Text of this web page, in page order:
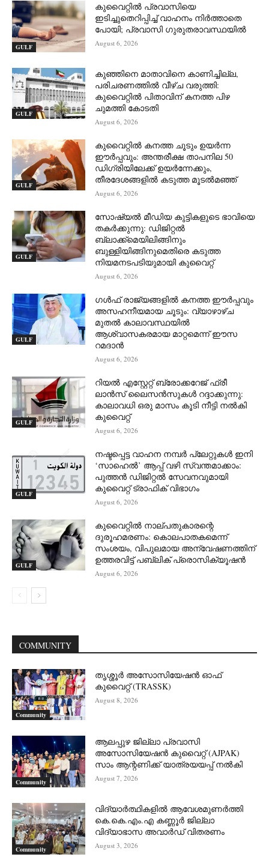
GULF
കുവൈറ്റിൽ പ്രവാസിയെ
ഇടിച്ചുതെറിപ്പിച്ച് വാഹനം നിർത്താതെ
പോയി; പ്രവാസി ഗുരുതരാവസ്ഥയിൽ
August 6, 2026
GULF
കുഞ്ഞിനെ മാതാവിനെ കാണിച്ചില്ല,
പരിചരണത്തിൽ വീഴ്ച വരുത്തി:
കുവൈറ്റിൽ പിതാവിന് കനത്ത പിഴ
ചുമത്തി കോടതി
August 6, 2026
GULF
കുവൈറ്റിൽ കനത്ത ചൂടും ഉയർന്ന
ഈർപ്പവും: അന്തരീക്ഷ താപനില 50
ഡിഗ്രിയിലേക്ക് ഉയർന്നേക്കും,
തീരദേശങ്ങളിൽ കടുത്ത മൂടൽമഞ്ഞ്
August 6, 2026
GULF
സോഷ്യൽ മീഡിയ കുട്ടികളുടെ ഭാവിയെ
തകർക്കുന്നു: ഡിജിറ്റൽ
ബ്ലാക്ക്‌മെയിലിങ്ങിനും
ബുള്ളിയിങ്ങിനുമെതിരെ കടുത്ത
നിയമനടപടിയുമായി കുവൈറ്റ്
August 6, 2026
GULF
ഗൾഫ് രാജ്യങ്ങളിൽ കനത്ത ഈർപ്പവും
അസഹനീയമായ ചൂടും: വ്യാഴാഴ്ച
മുതൽ കാലാവസ്ഥയിൽ
ആശ്വാസകരമായ മാറ്റമെന്ന് ഈസ
റമദാൻ
August 6, 2026
GULF
റിയൽ എസ്റ്റേറ്റ് ബ്രോക്കറേജ് ഫ്രീ
ലാൻസ് ലൈസൻസുകൾ റദ്ദാക്കുന്നു:
കാലാവധി ഒരു മാസം കൂടി നീട്ടി നൽകി
കുവൈറ്റ്
August 6, 2026
GULF
നഷ്ടപ്പെട്ട വാഹന നമ്പർ പ്ലേറ്റുകൾ ഇനി
‘സാഹെൽ’ ആപ്പ് വഴി സ്വന്തമാക്കാം:
പുത്തൻ ഡിജിറ്റൽ സേവനവുമായി
കുവൈറ്റ് ട്രാഫിക് വിഭാഗം
August 6, 2026
GULF
കുവൈറ്റിൽ നാല്പതുകാരന്റെ
ദുരൂഹമരണം: കൊലപാതകമെന്ന്
സംശയം, വിപുലമായ അന്വേഷണത്തിന്
ഉത്തരവിട്ട് പബ്ലിക് പ്രൊസിക്യൂഷൻ
August 6, 2026
COMMUNITY
Community
തൃശ്ശൂർ അസോസിയേഷൻ ഓഫ്
കുവൈറ്റ്‌ (TRASSK)
August 8, 2026
Community
ആലപ്പുഴ ജില്ലാ പ്രവാസി
അസോസിയേഷൻ കുവൈറ്റ് (AJPAK)
സാം ആന്റണിക്ക് യാത്രയയപ്പ് നൽകി
August 7, 2026
Community
വിദ്യാർത്ഥികളിൽ ആവേശമുണർത്തി
കെ.കെ.എം.എ കണ്ണൂർ ജില്ലാ
വിദ്യാഭാസ അവാർഡ് വിതരണം
August 3, 2026